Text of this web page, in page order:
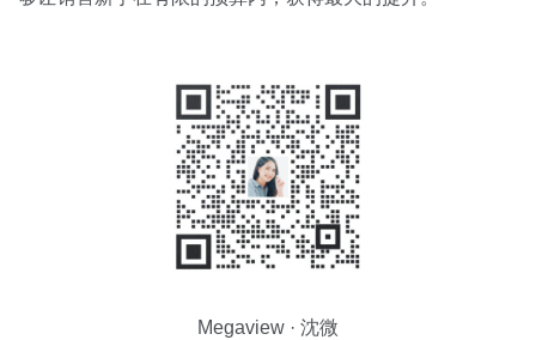
Megaview · 沈微